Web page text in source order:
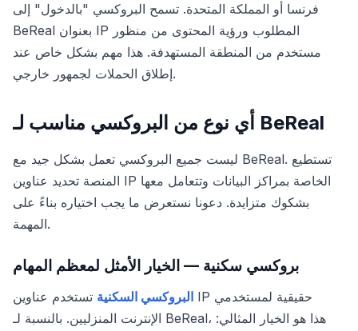
فرنسا أو المملكة المتحدة. تسمح البروكسي "بالدخول" إلى
BeReal بعنوان IP المطلوب ورؤية المحتوى من منظور
مستخدم من المنطقة المستهدفة. هذا مهم بشكل خاص عند
إطلاق الحملات لجمهور خارجي.
أي نوع من البروكسي مناسب لـ BeReal
ليست جميع البروكسي تعمل بشكل جيد مع BeReal. تستطيع
المنصة تحديد عناوين IP الخاصة بمراكز البيانات وتتعامل معها
بشكوك متزايدة. دعونا نستعرض ما يجب اختياره بناءً على
المهمة.
بروكسي سكنية — الخيار الأمثل لمعظم المهام
البروكسي السكنية تستخدم عناوين IP حقيقية لمستخدمي
الإنترنت المنزليين. بالنسبة لـ BeReal، هذا هو الخيار المثالي: